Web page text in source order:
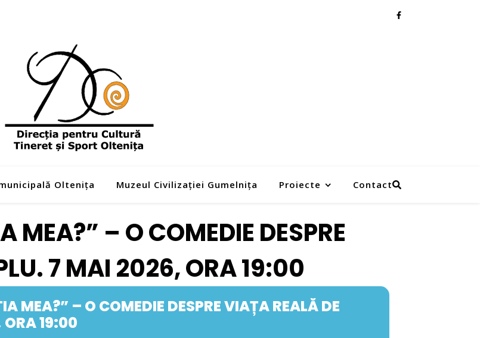
Oltenița Muzeul Civilizației Gumelnița Proiecte Contact
MEA?” – O COMEDIE DESPRE
7 MAI 2026, ORA 19:00
MEA?” – O COMEDIE DESPRE VIAȚA REALĂ DE
19:00